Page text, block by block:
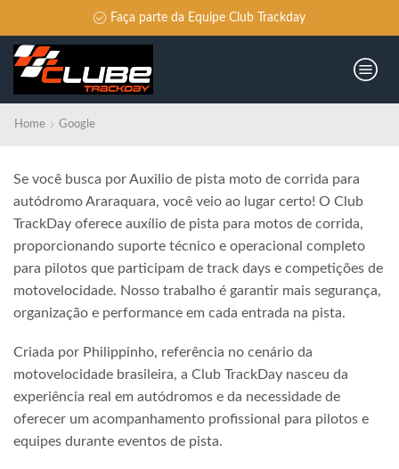
Faça parte da Equipe Club Trackday
Home Google
Se você busca por Auxilio de pista moto de corrida para
autódromo Araraquara, você veio ao lugar certo! O Club
TrackDay oferece auxílio de pista para motos de corrida,
proporcionando suporte técnico e operacional completo
para pilotos que participam de track days e competições de
motovelocidade. Nosso trabalho é garantir mais segurança,
organização e performance em cada entrada na pista.
Criada por Philippinho, referência no cenário da
motovelocidade brasileira, a Club TrackDay nasceu da
experiência real em autódromos e da necessidade de
oferecer um acompanhamento profissional para pilotos e
equipes durante eventos de pista.